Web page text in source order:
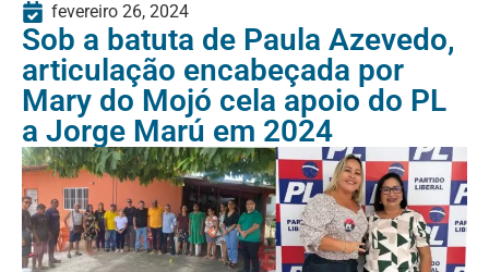
fevereiro 26, 2024
Sob a batuta de Paula Azevedo,
articulação encabeçada por
Mary do Mojó cela apoio do PL
a Jorge Marú em 2024